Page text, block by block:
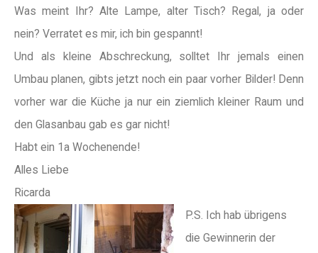
Was meint Ihr? Alte Lampe, alter Tisch? Regal, ja oder
nein? Verratet es mir, ich bin gespannt!
Und als kleine Abschreckung, solltet Ihr jemals einen
Umbau planen, gibts jetzt noch ein paar vorher Bilder! Denn
vorher war die Küche ja nur ein ziemlich kleiner Raum und
den Glasanbau gab es gar nicht!
Habt ein 1a Wochenende!
Alles Liebe
Ricarda
P.S. Ich hab übrigens
die Gewinnerin der